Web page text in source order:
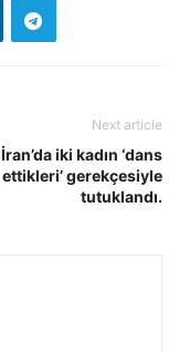
Next article
İran’da iki kadın ‘dans
ettikleri’ gerekçesiyle
tutuklandı.